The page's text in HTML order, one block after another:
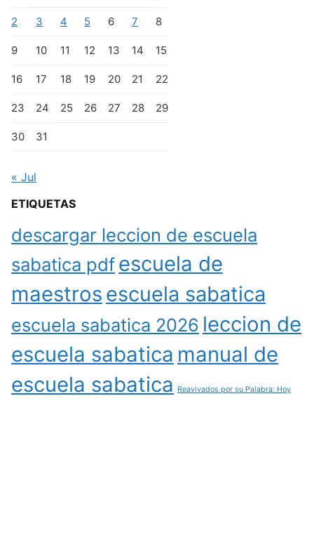
2 3 4 5 6 7 8
9 10 11 12 13 14 15
16 17 18 19 20 21 22
23 24 25 26 27 28 29
30 31
« Jul
ETIQUETAS
descargar leccion de escuela
sabatica pdfescuela de
maestros escuela sabatica
escuela sabatica 2026 leccion de
escuela sabatica manual de
escuela sabatica
Reavivados por su Palabra: Hoy